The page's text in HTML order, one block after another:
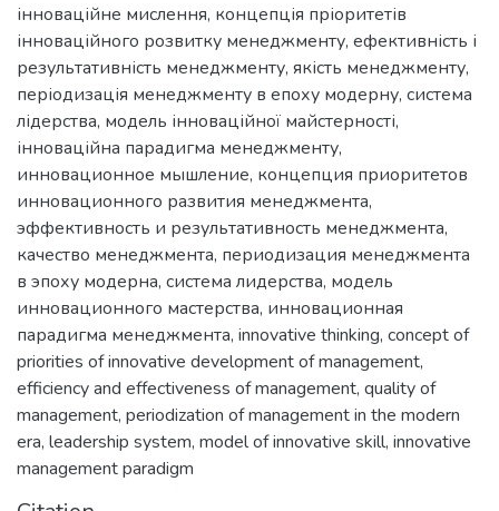
інноваційне мислення, концепція пріоритетів
інноваційного розвитку менеджменту, ефективність і
результативність менеджменту, якість менеджменту,
періодизація менеджменту в епоху модерну, система
лідерства, модель інноваційної майстерності,
інноваційна парадигма менеджменту,
инновационное мышление, концепция приоритетов
инновационного развития менеджмента,
эффективность и результативность менеджмента,
качество менеджмента, периодизация менеджмента
в эпоху модерна, система лидерства, модель
инновационного мастерства, инновационная
парадигма менеджмента, innovative thinking, concept of
priorities of innovative development of management,
efficiency and effectiveness of management, quality of
management, periodization of management in the modern
era, leadership system, model of innovative skill, innovative
management paradigm